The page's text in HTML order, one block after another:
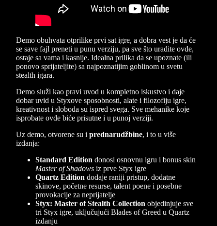
Demo obuhvata otprilike prvi sat igre, a dobra vest je da će
se save fajl preneti u punu verziju, pa sve što uradite ovde,
ostaje sa vama i kasnije. Idealna prilika da se upoznate (ili
ponovo sprijateljite) sa najpoznatijim goblinom u svetu
stealth igara.
Demo služi kao pravi uvod u kompletno iskustvo i daje
dobar uvid u Styxove sposobnosti, alate i filozofiju igre,
kreativnost i sloboda su ispred svega. Sve mehanike koje
isprobate ovde biće prisutne i u punoj verziji.
Uz demo, otvorene su i prednarudžbine, i to u više
izdanja:
Standard Edition donosi osnovnu igru i bonus skin
Master of Shadows iz prve Styx igre
Quartz Edition dodaje raniji pristup, dodatne
skinove, početne resurse, talent poene i posebne
provokacije za neprijatelje
Styx: Master of Stealth Collection objedinjuje sve
tri Styx igre, uključujući Blades of Greed u Quartz
izdanju